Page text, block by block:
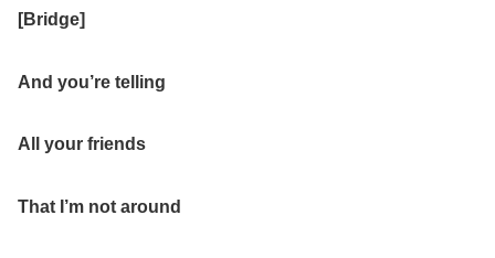
[Bridge]
And you’re telling
All your friends
That I’m not around